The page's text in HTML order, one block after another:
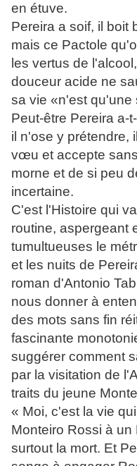
en étuve.
Pereira a soif, il boit
mais ce Pactole
les vertus de
douceur acide ne
sa vie «n'est qu'une
Peut-être Pereira a-
il n'ose y prétendre,
vœu et accepte
morne et de si peu
incertaine.
C'est l'Histoire qui
routine, aspergeant
tumultueuses le
et les nuits de
roman d'Antonio
nous donner à
des mots sans fin
fascinante
suggérer comment
par la visitation de
traits du jeune
« Moi, c'est la vie
Monteiro Rossi à
surtout la mort. Et